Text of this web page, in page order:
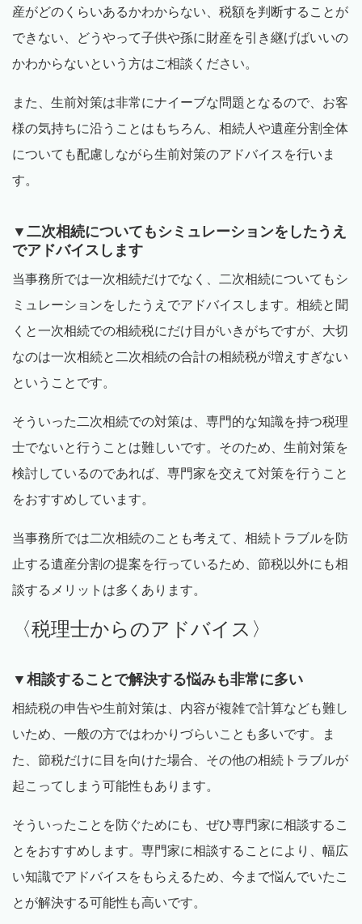
産がどのくらいあるかわからない、税額を判断することが
できない、どうやって子供や孫に財産を引き継げばいいの
かわからないという方はご相談ください。
また、生前対策は非常にナイーブな問題となるので、お客
様の気持ちに沿うことはもちろん、相続人や遺産分割全体
についても配慮しながら生前対策のアドバイスを行いま
す。
▼二次相続についてもシミュレーションをしたうえ
でアドバイスします
当事務所では一次相続だけでなく、二次相続についてもシ
ミュレーションをしたうえでアドバイスします。相続と聞
くと一次相続での相続税にだけ目がいきがちですが、大切
なのは一次相続と二次相続の合計の相続税が増えすぎない
ということです。
そういった二次相続での対策は、専門的な知識を持つ税理
士でないと行うことは難しいです。そのため、生前対策を
検討しているのであれば、専門家を交えて対策を行うこと
をおすすめしています。
当事務所では二次相続のことも考えて、相続トラブルを防
止する遺産分割の提案を行っているため、節税以外にも相
談するメリットは多くあります。
〈税理士からのアドバイス〉
▼相談することで解決する悩みも非常に多い
相続税の申告や生前対策は、内容が複雑で計算なども難し
いため、一般の方ではわかりづらいことも多いです。ま
た、節税だけに目を向けた場合、その他の相続トラブルが
起こってしまう可能性もあります。
そういったことを防ぐためにも、ぜひ専門家に相談するこ
とをおすすめします。専門家に相談することにより、幅広
い知識でアドバイスをもらえるため、今まで悩んでいたこ
とが解決する可能性も高いです。